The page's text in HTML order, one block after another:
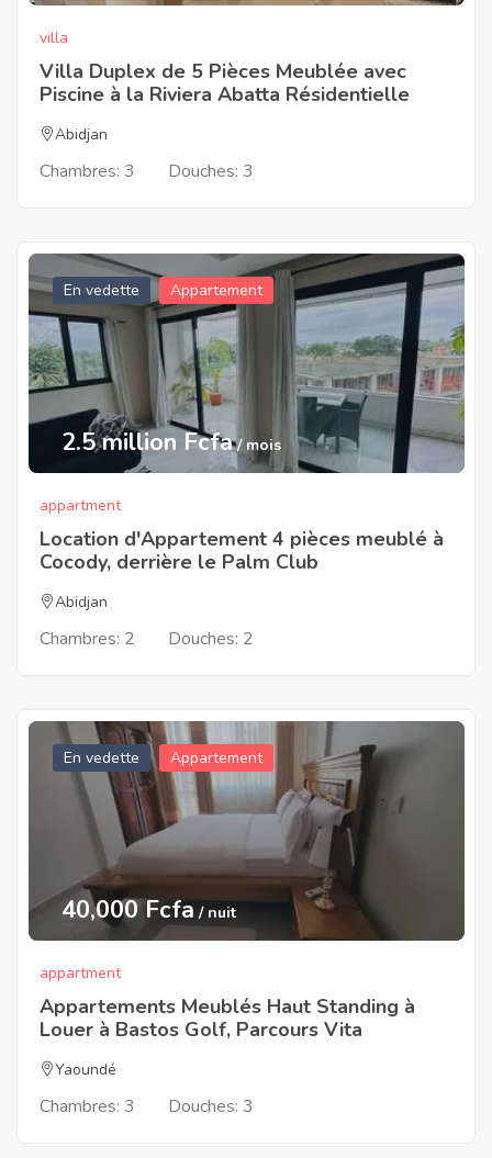
villa
Villa Duplex de 5 Pièces Meublée avec
Piscine à la Riviera Abatta Résidentielle
Abidjan
Chambres: 3 Douches: 3
En vedette Appartement
2.5 million Fcfa/ mois
appartment
Location d'Appartement 4 pièces meublé à
Cocody, derrière le Palm Club
Abidjan
Chambres: 2 Douches: 2
En vedette Appartement
40,000 Fcfa / nuit
appartment
Appartements Meublés Haut Standing à
Louer à Bastos Golf, Parcours Vita
Yaoundé
Chambres: 3 Douches: 3